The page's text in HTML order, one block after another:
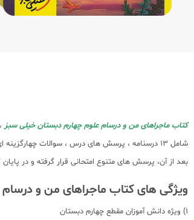
کتاب ماجراهای من و درسام علوم چهارم دبستان خیلی سبز
شامل 13 درسنامه ، پرسش های درس ، سوالات
بعد از آن، پرسش های متنوع امتحانی قرار گرفته و در
ویژگی های کتاب ماجراهای من و
1) ویژه دانش آموزان مقطع چهارم دبستان